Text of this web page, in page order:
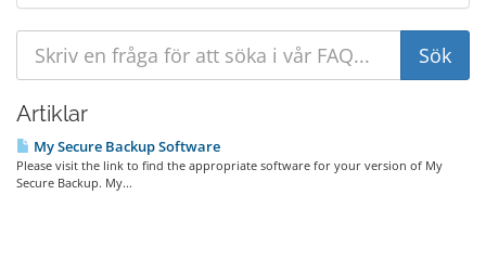
Artiklar
My Secure Backup Software
Please visit the link to find the appropriate software for your version of My
Secure Backup. My...